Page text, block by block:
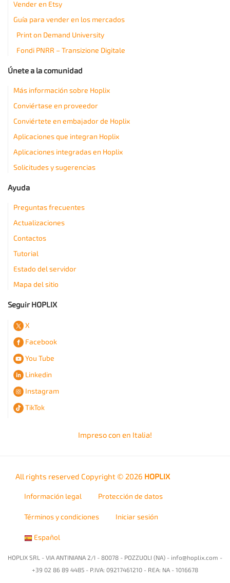
Vender en Etsy
Guía para vender en los mercados
Print on Demand University
Fondi PNRR – Transizione Digitale
Únete a la comunidad
Más información sobre Hoplix
Conviértase en proveedor
Conviértete en embajador de Hoplix
Aplicaciones que integran Hoplix
Aplicaciones integradas en Hoplix
Solicitudes y sugerencias
Ayuda
Preguntas frecuentes
Actualizaciones
Contactos
Tutorial
Estado del servidor
Mapa del sitio
Seguir HOPLIX
X
Facebook
You Tube
Linkedin
Instagram
TikTok
Impreso con en Italia!
All rights reserved Copyright © 2026 HOPLIX
Información legal Protección de datos
Términos y condiciones Iniciar sesión
Español
HOPLIX SRL - VIA ANTINIANA 2/I - 80078 - POZZUOLI (NA) - info@hoplix.com -
+39 02 86 89 4485 - P.IVA: 09217461210 - REA: NA - 1016678